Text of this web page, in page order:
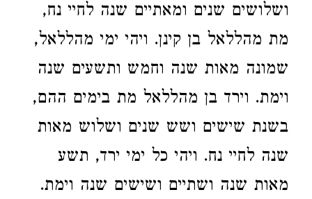
ושלושים שנים ומאתיים שנה לחיי נח,
מת מהללאל בן קינן. ויהי ימי מהללאל,
שמונה מאות שנה וחמש ותשעים שנה
וימת. וירד בן מהללאל מת בימים ההם,
בשנת שישים ושש שנים ושלוש מאות
שנה לחיי נח. ויהי כל ימי ירד, תשע
מאות שנה ושתיים ושישים שנה וימת.